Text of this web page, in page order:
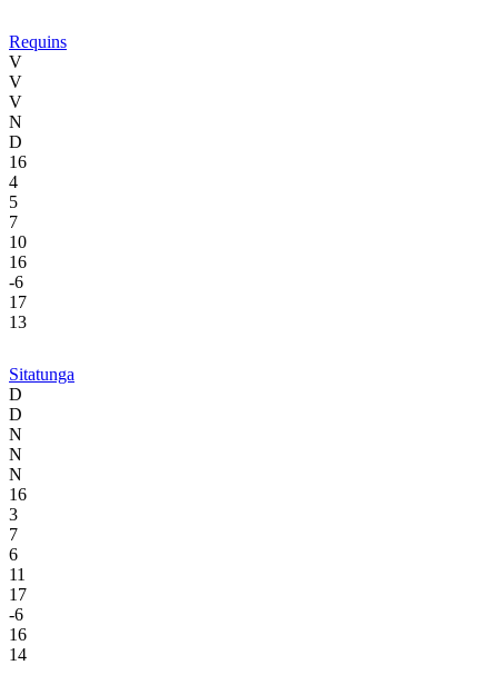
Requins
V
V
V
N
D
16
4
5
7
10
16
-6
17
13
Sitatunga
D
D
N
N
N
16
3
7
6
11
17
-6
16
14